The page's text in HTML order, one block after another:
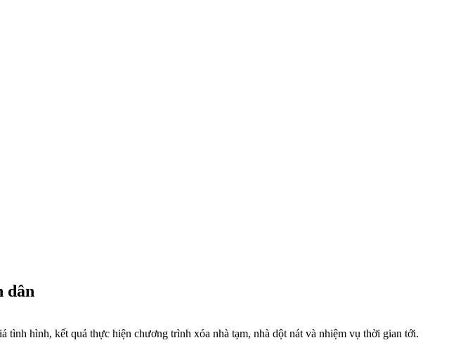
dân
hình, kết quả thực hiện chương trình xóa nhà tạm, nhà dột nát và nhiệm vụ thời gian tới.